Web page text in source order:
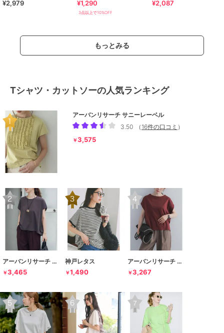
ブトップス
¥2,979 ¥1,290
3点以上で10%OFF
プスカットソー（半袖）
¥2,087
もっとみる
Tシャツ・カットソーの人気ランキング
アーバンリサーチ サニーレーベル
3.50
（ 16件の口コミ ）
￥3,575
アーバンリサーチ ドアーズ
￥3,465
神戸レタス
￥1,490
アーバンリサーチ ドアーズ
￥3,267